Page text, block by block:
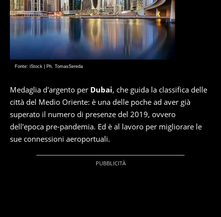
Fonte: iStock | Ph. TomasSereda
Medaglia d'argento per Dubai, che guida la classifica delle
città del Medio Oriente: è una delle poche ad aver già
superato il numero di presenze del 2019, ovvero
dell'epoca pre-pandemia. Ed è al lavoro per migliorare le
sue connessioni aeroportuali.